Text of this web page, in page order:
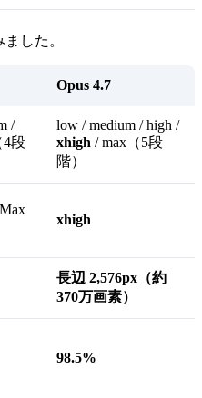
した。
Opus 4.7
/
4段
low / medium / high /
xhigh / max（5段
階）
xhigh
長辺 2,576px（約
370万画素）
98.5%